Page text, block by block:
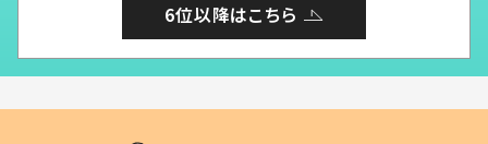
6位以降はこちら